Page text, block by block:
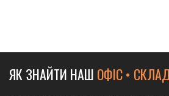
ЯК ЗНАЙТИ НАШ ОФІС •